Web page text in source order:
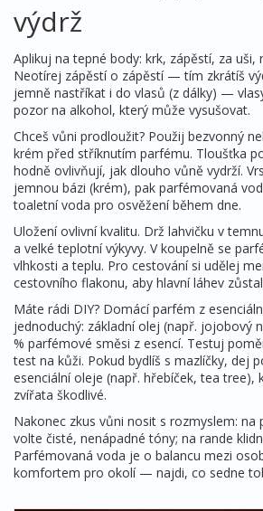
výdrž
Aplikuj na tepné body: krk, zápěstí, za
Neotírej zápěstí o zápěstí — tím zkrátíš
jemně nastříkat i do vlasů (z dálky) —
pozor na alkohol, který může vysušovat.
Chceš vůni prodloužit? Použij bezvonný
krém před stříknutím parfému. Tloušťka
hodně ovlivňují, jak dlouho vůně vydrží.
jemnou bázi (krém), pak parfémovaná
toaletní voda pro osvěžení během dne.
Uložení ovlivní kvalitu. Drž lahvičku v
a velké teplotní výkyvy. V koupelně se
vlhkosti a teplu. Pro cestování si udělej
cestovního flakonu, aby hlavní láhev
Máte rádi DIY? Domácí parfém z
jednoduchý: základní olej (např. jojobový
% parfémové směsi z esencí. Testuj
test na kůži. Pokud bydlíš s mazlíčky, dej
esenciální oleje (např. hřebíček, tea tree),
zvířata škodlivé.
Nakonec zkus vůni nosit s rozmyslem: na
volte čisté, nenápadné tóny; na rande
Parfémovaná voda je o balancu mezi
komfortem pro okolí — najdi, co sedne